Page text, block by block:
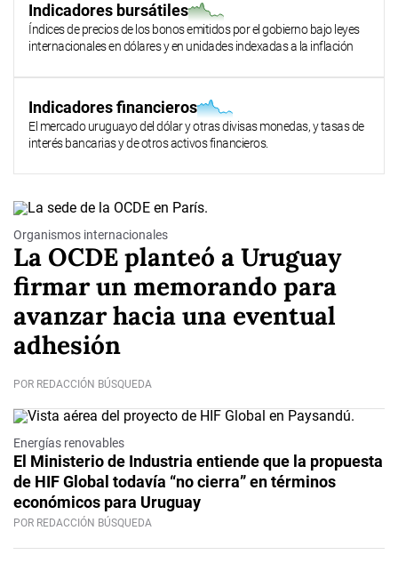
Indicadores bursátiles
Índices de precios de los bonos emitidos por el gobierno bajo leyes
internacionales en dólares y en unidades indexadas a la inflación
Indicadores financieros
El mercado uruguayo del dólar y otras divisas monedas, y tasas de
interés bancarias y de otros activos financieros.
Organismos internacionales
La OCDE planteó a Uruguay
firmar un memorando para
avanzar hacia una eventual
adhesión
POR REDACCIÓN BÚSQUEDA
Energías renovables
El Ministerio de Industria entiende que la propuesta
de HIF Global todavía “no cierra” en términos
económicos para Uruguay
POR REDACCIÓN BÚSQUEDA